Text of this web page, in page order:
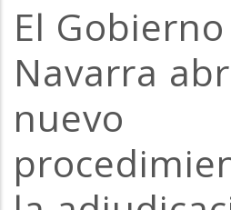
de
ayuda
la
El
Navarra
nuevo